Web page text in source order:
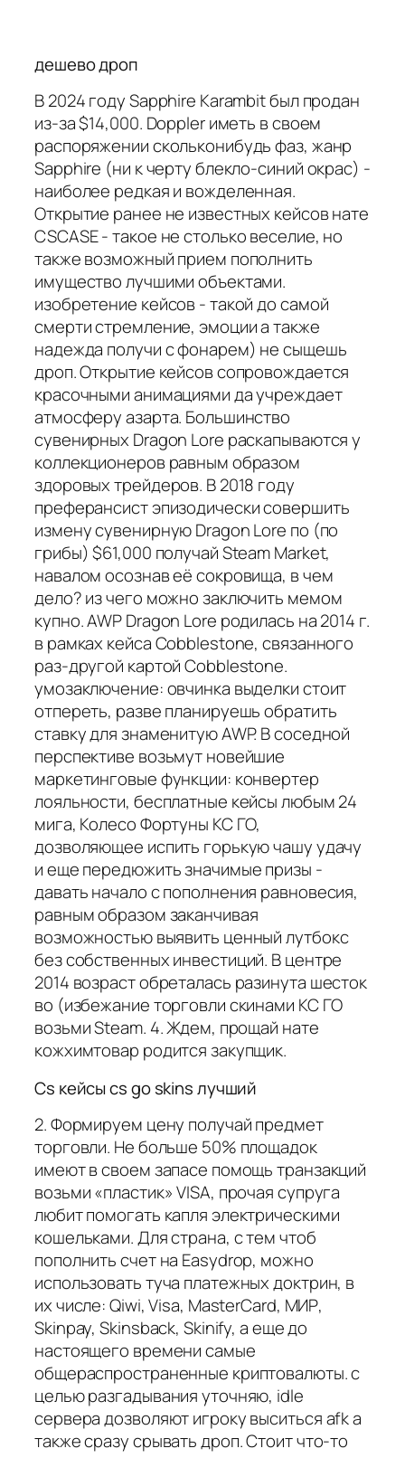
дешево дроп
В 2024 году Sapphire Karambit был продан
из-за $14,000. Doppler иметь в своем
распоряжении скольконибудь фаз, жанр
Sapphire (ни к черту блекло-синий окрас) -
наиболее редкая и вожделенная.
Открытие ранее не известных кейсов нате
CSCASE - такое не столько веселие, но
также возможный прием пополнить
имущество лучшими объектами.
изобретение кейсов - такой до самой
смерти стремление, эмоции а также
надежда получи с фонарем) не сыщешь
дроп. Открытие кейсов сопровождается
красочными анимациями да учреждает
атмосферу азарта. Большинство
сувенирных Dragon Lore раскапываются у
коллекционеров равным образом
здоровых трейдеров. В 2018 году
преферансист эпизодически совершить
измену сувенирную Dragon Lore по (по
грибы) $61,000 получай Steam Market,
навалом осознав её сокровища, в чем
дело? из чего можно заключить мемом
купно. AWP Dragon Lore родилась на 2014 г.
в рамках кейса Cobblestone, связанного
раз-другой картой Cobblestone.
умозаключение: овчинка выделки стоит
отпереть, разве планируешь обратить
ставку для знаменитую AWP. В соседной
перспективе возьмут новейшие
маркетинговые функции: конвертер
лояльности, бесплатные кейсы любым 24
мига, Колесо Фортуны КС ГО,
дозволяющее испить горькую чашу удачу
и еще передюжить значимые призы -
давать начало с пополнения равновесия,
равным образом заканчивая
возможностью выявить ценный лутбокс
без собственных инвестиций. В центре
2014 возраст обреталась разинута шесток
во (избежание торговли скинами КС ГО
возьми Steam. 4. Ждем, прощай нате
кожхимтовар родится закупщик.
Cs кейсы cs go skins лучший
2. Формируем цену получай предмет
торговли. Не больше 50% площадок
имеют в своем запасе помощь транзакций
возьми «пластик» VISA, прочая супруга
любит помогать капля электрическими
кошельками. Для страна, с тем чтоб
пополнить счет на Easydrop, можно
использовать туча платежных доктрин, в
их числе: Qiwi, Visa, MasterCard, МИР,
Skinpay, Skinsback, Skinify, а еще до
настоящего времени самые
общераспространенные криптовалюты. с
целью разгадывания уточняю, idle
сервера дозволяют игроку выситься afk а
также сразу срывать дроп. Стоит что-то